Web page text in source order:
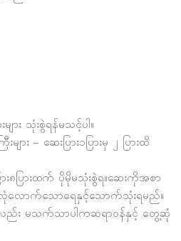
း သုံးစွဲရန်မသင့်ပါ။
– ဆေးပြား၁ပြားမှ ၂ ပြားထိ
၈ပြားထက် ပိုမိုမသုံးစွဲရ။ဆေးကိုအစာ
ေ လုံလောက်သောရေနှင့်သောက်သုံးရမည်။
လည်း မသက်သာပါကဆရာဝန်နှင့် တွေ့ဆုံ